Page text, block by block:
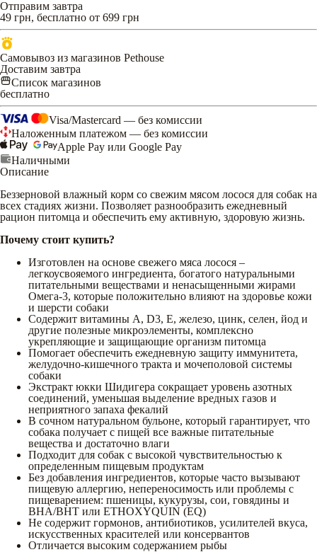
Отправим завтра
49 грн, бесплатно от 699 грн
Самовывоз из магазинов Pethouse
Доставим завтра
Список магазинов
бесплатно
Visa/Mastercard — без комиссии
Наложенным платежом — без комиссии
Apple Pay или Google Pay
Наличными
Описание
Беззерновой влажный корм со свежим мясом лосося для собак на
всех стадиях жизни. Позволяет разнообразить ежедневный
рацион питомца и обеспечить ему активную, здоровую жизнь.
Почему стоит купить?
Изготовлен на основе свежего мяса лосося –
легкоусвояемого ингредиента, богатого натуральными
питательными веществами и ненасыщенными жирами
Омега-3, которые положительно влияют на здоровье кожи
и шерсти собаки
Содержит витамины А, D3, Е, железо, цинк, селен, йод и
другие полезные микроэлементы, комплексно
укрепляющие и защищающие организм питомца
Помогает обеспечить ежедневную защиту иммунитета,
желудочно-кишечного тракта и мочеполовой системы
собаки
Экстракт юкки Шидигера сокращает уровень азотных
соединений, уменьшая выделение вредных газов и
неприятного запаха фекалий
В сочном натуральном бульоне, который гарантирует, что
собака получает с пищей все важные питательные
вещества и достаточно влаги
Подходит для собак с высокой чувствительностью к
определенным пищевым продуктам
Без добавления ингредиентов, которые часто вызывают
пищевую аллергию, непереносимость или проблемы с
пищеварением: пшеницы, кукурузы, сои, говядины и
BHA/BHT или ETHOXYQUIN (EQ)
Не содержит гормонов, антибиотиков, усилителей вкуса,
искусственных красителей или консервантов
Отличается высоким содержанием рыбы